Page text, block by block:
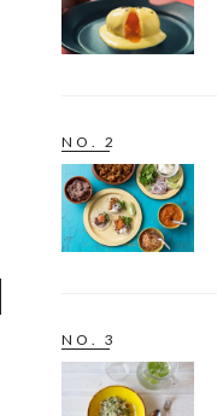
NO. 2
NO. 3